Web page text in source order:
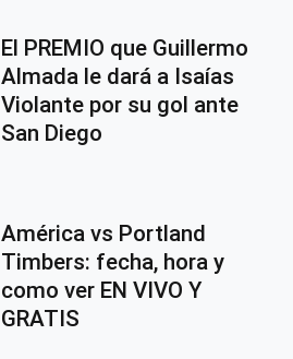
El PREMIO que Guillermo
Almada le dará a Isaías
Violante por su gol ante
San Diego
América vs Portland
Timbers: fecha, hora y
como ver EN VIVO Y
GRATIS